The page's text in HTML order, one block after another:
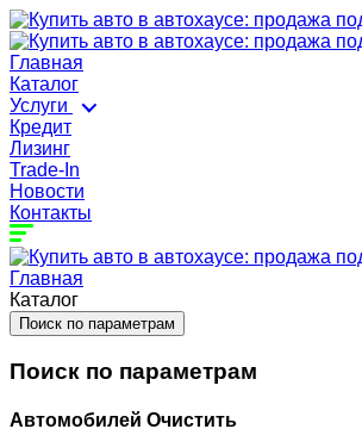
Главная
Каталог
Услуги
Кредит
Лизинг
Trade-In
Новости
Контакты
Главная
Каталог
Поиск по параметрам
Поиск по параметрам
Автомобилей Очистить